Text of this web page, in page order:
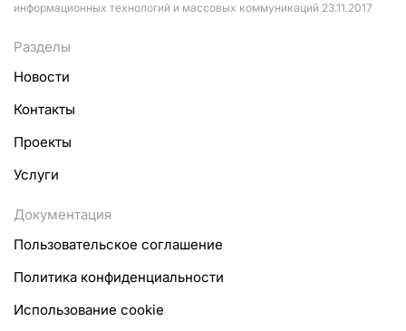
информационных технологий и массовых коммуникаций 23.11.2017
Разделы
Новости
Контакты
Проекты
Услуги
Документация
Пользовательское соглашение
Политика конфиденциальности
Использование cookie